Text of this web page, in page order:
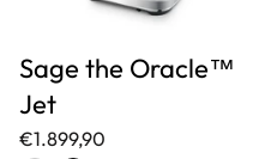
Sage the Oracle™
Jet
€1.899,90